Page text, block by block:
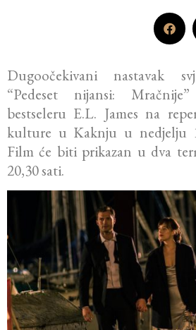
Dugoočekivani nastavak
“Pedeset nijansi:
bestseleru E.L. James na
kulture u Kaknju u nedjelju
Film će biti prikazan u dva
20,30 sati.